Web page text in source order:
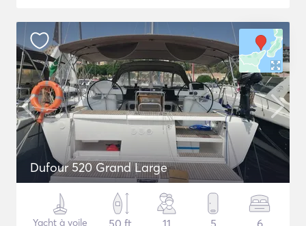
Dufour 520 Grand Large
Yacht à voile
50 ft
11 5 6